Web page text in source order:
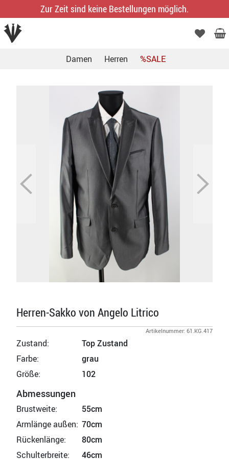
Zur Zeit sind keine Bestellungen möglich.
Damen Herren %SALE
Herren-Sakko von Angelo Litrico
Artikelnummer: 61.KG.417
Zustand:
Top Zustand
Farbe:
grau
Größe:
102
Abmessungen
Brustweite:
55cm
Armlänge außen: 70cm
Rückenlänge:
80cm
Schulterbreite:
46cm